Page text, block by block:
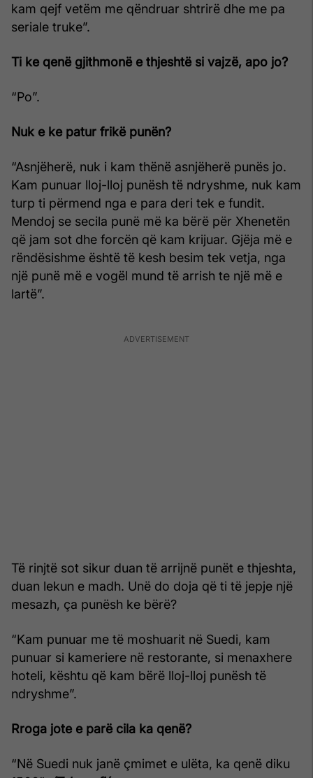
kam qejf vetëm me qëndruar shtrirë dhe me pa
seriale truke”.
Ti ke qenë gjithmonë e thjeshtë si vajzë, apo jo?
“Po”.
Nuk e ke patur frikë punën?
“Asnjëherë, nuk i kam thënë asnjëherë punës jo.
Kam punuar lloj-lloj punësh të ndryshme, nuk kam
turp ti përmend nga e para deri tek e fundit.
Mendoj se secila punë më ka bërë për Xhenetën
që jam sot dhe forcën që kam krijuar. Gjëja më e
rëndësishme është të kesh besim tek vetja, nga
një punë më e vogël mund të arrish te një më e
lartë”.
Të rinjtë sot sikur duan të arrijnë punët e thjeshta,
duan lekun e madh. Unë do doja që ti të jepje një
mesazh, ça punësh ke bërë?
“Kam punuar me të moshuarit në Suedi, kam
punuar si kameriere në restorante, si menaxhere
hoteli, kështu që kam bërë lloj-lloj punësh të
ndryshme”.
Rroga jote e parë cila ka qenë?
“Në Suedi nuk janë çmimet e ulëta, ka qenë diku